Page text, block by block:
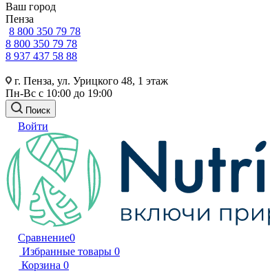
Ваш город
Пенза
8 800 350 79 78
8 800 350 79 78
8 937 437 58 88
г. Пенза, ул. Урицкого 48, 1 этаж
Пн-Вс с 10:00 до 19:00
Поиск
Войти
Сравнение0
Избранные товары 0
Корзина 0